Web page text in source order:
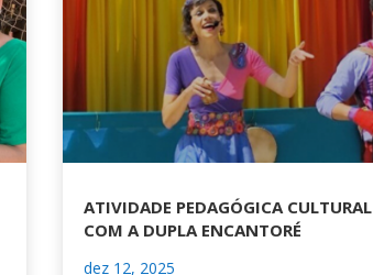
ATIVIDADE PEDAGÓGICA CULTURAL
COM A DUPLA ENCANTORÉ
dez 12, 2025